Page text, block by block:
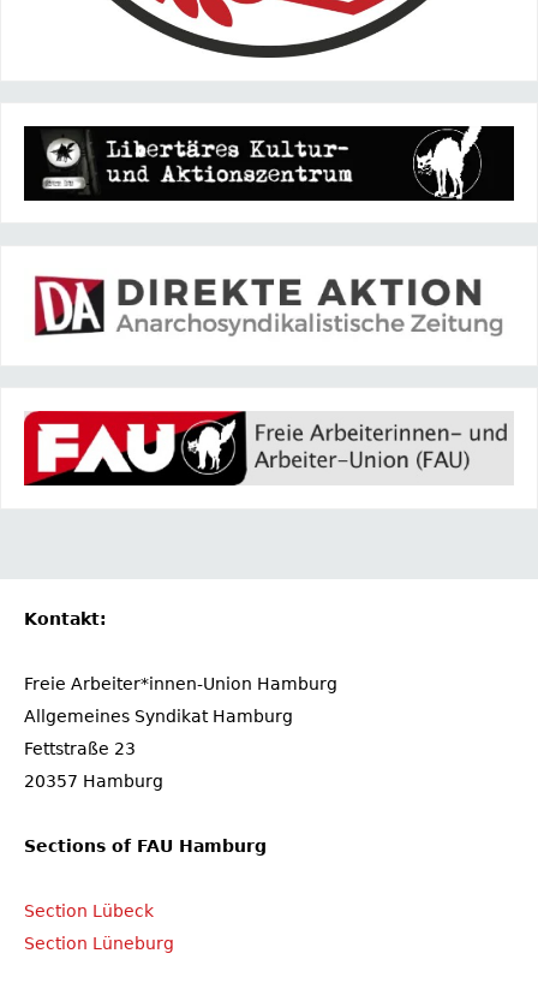
Kontakt:
Freie Arbeiter*innen-Union Hamburg
Allgemeines Syndikat Hamburg
Fettstraße 23
20357 Hamburg
Sections of FAU Hamburg
Section Lübeck
Section Lüneburg